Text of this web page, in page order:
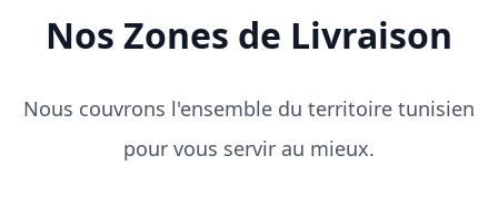
Nos Zones de Livraison
Nous couvrons l'ensemble du territoire tunisien
pour vous servir au mieux.